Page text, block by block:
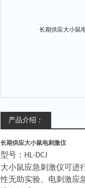
产品介绍：
长期供应大小鼠电刺激仪
型号： HL-DCJ
大小鼠应急刺激仪可进
性无助实验、电刺激应